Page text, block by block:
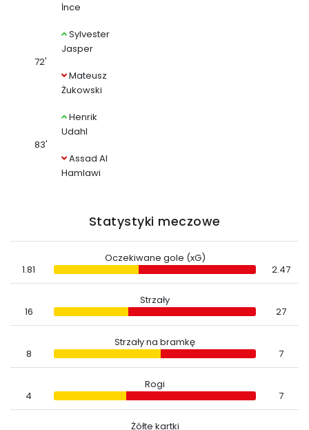
İnce
72'
Sylvester
Jasper
Mateusz
Żukowski
83'
Henrik
Udahl
Assad Al
Hamlawi
Statystyki meczowe
1.81
Oczekiwane gole (xG)
2.47
16
Strzały
27
8
Strzały na bramkę
7
4
Rogi
7
Żółte kartki